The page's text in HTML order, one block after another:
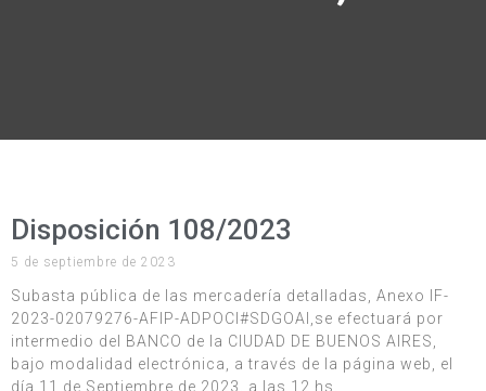
Disposición 108/2023
5 de septiembre de 2023
Subasta pública de las mercadería detalladas, Anexo IF-
2023-02079276-AFIP-ADPOCI#SDGOAI,se efectuará por
intermedio del BANCO de la CIUDAD DE BUENOS AIRES,
bajo modalidad electrónica, a través de la página web, el
día 11 de Septiembre de 2023, a las 12 hs.